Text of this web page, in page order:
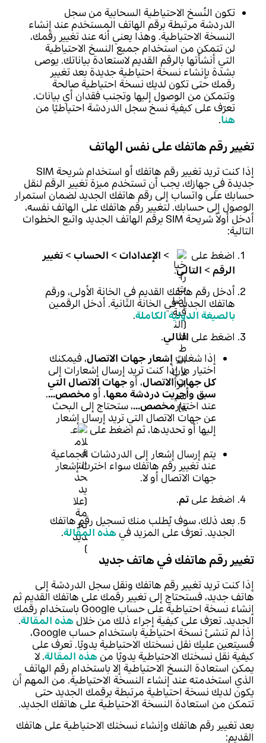
تكون النُسخ الاحتياطية السحابية من سجل
الدردشة مرتبطة برقم الهاتف المستخدم عند إنشاء
النسخة الاحتياطية. وهذا يعني أنه عند تغيير رقمك،
لن تتمكن من استخدام جميع النسخ الاحتياطية
التي أنشأتها بالرقم القديم لاستعادة بياناتك. يوصى
بشدة بإنشاء نسخة احتياطية جديدة بعد تغيير
رقمك حتى تكون لديك نسخة احتياطية صالحة
وتتمكن من الوصول إليها وتجنب فقدان أي بيانات.
تعرّف على كيفية نسخ سجل الدردشة احتياطيًا من
هنا.
تغيير رقم هاتفك على نفس الهاتف
إذا كنت تريد تغيير رقم هاتفك أو استخدام شريحة SIM
جديدة في جهازك، يجب أن تستخدم ميزة تغيير الرقم لنقل
حسابك على واتساب إلى رقم هاتفك الجديد لضمان استمرار
الوصول إلى حسابك. لتغيير رقم هاتفك على الهاتف نفسه،
أدخل أولاً شريحة SIM برقم الهاتف الجديد واتبع الخطوات
التالية:
اضغط على
> الإعدادات > الحساب > تغيير
الرقم > التالي.
أدخل رقم هاتفك القديم في الخانة الأولى، ورقم
هاتفك الجديد في الخانة الثانية. أدخل الرقمين
بالصيغة الدولية الكاملة.
اضغط على التالي.
إذا شغلت إشعار جهات الاتصال، فيمكنك
اختيار ما إذا كنت تريد إرسال إشعارات إلى
كل جهات الاتصال، أو جهات الاتصال التي
سبق وأجريت دردشة معها، أو مخصص....
عند اختيارمخصص...، ستحتاج إلى البحث
عن جهات الاتصال التي تريد إرسال إشعار
إليها أو تحديدها، ثم اضغط على
.
يتم إرسال إشعار إلى الدردشات الجماعية
عند تغيير رقم هاتفك سواء اخترت إشعار
جهات الاتصال أو لا.
اضغط على تم.
بعد ذلك، سوف يُطلب منك تسجيل رقم هاتفك
الجديد. تعرّف على المزيد في هذه المقالة.
تغيير رقم هاتفك في هاتف جديد
إذا كنت تريد تغيير رقم هاتفك ونقل سجل الدردشة إلى
هاتف جديد، فستحتاج إلى تغيير رقمك على هاتفك القديم ثم
إنشاء نسخة احتياطية على حساب Google باستخدام رقمك
الجديد. تعرّف على كيفية إجراء ذلك من خلال هذه المقالة.
إذا لم تنشئ نسخة احتياطية باستخدام حساب Google،
فسيتعين عليك نقل نسختك الاحتياطية يدويًا. تعرف على
كيفية نقل نسختك الاحتياطية يدويًا من هذه المقالة. لا
يمكن استعادة النسخ الاحتياطية إلا باستخدام رقم الهاتف
الذي استخدمته عند إنشاء النسخة الاحتياطية. من المهم أن
يكون لديك نسخة احتياطية مرتبطة برقمك الجديد حتى
تتمكن من استعادة النسخة الاحتياطية على هاتفك الجديد.
بعد تغيير رقم هاتفك وإنشاء نسختك الاحتياطية على هاتفك
القديم: